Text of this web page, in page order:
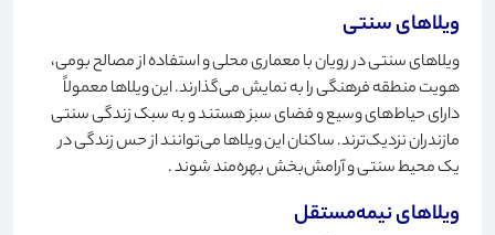
ویلاهای سنتی
ویلاهای سنتی در رویان با معماری محلی و استفاده از مصالح بومی،
هویت منطقه فرهنگی را به نمایش می‌گذارند. این ویلاها معمولاً
دارای حیاط‌های وسیع و فضای سبز هستند و به سبک زندگی سنتی
مازندران نزدیک‌ترند. ساکنان این ویلاها می‌توانند از حس زندگی در
یک محیط سنتی و آرامش‌بخش بهره‌مند شوند.
ویلاهای نیمه‌مستقل